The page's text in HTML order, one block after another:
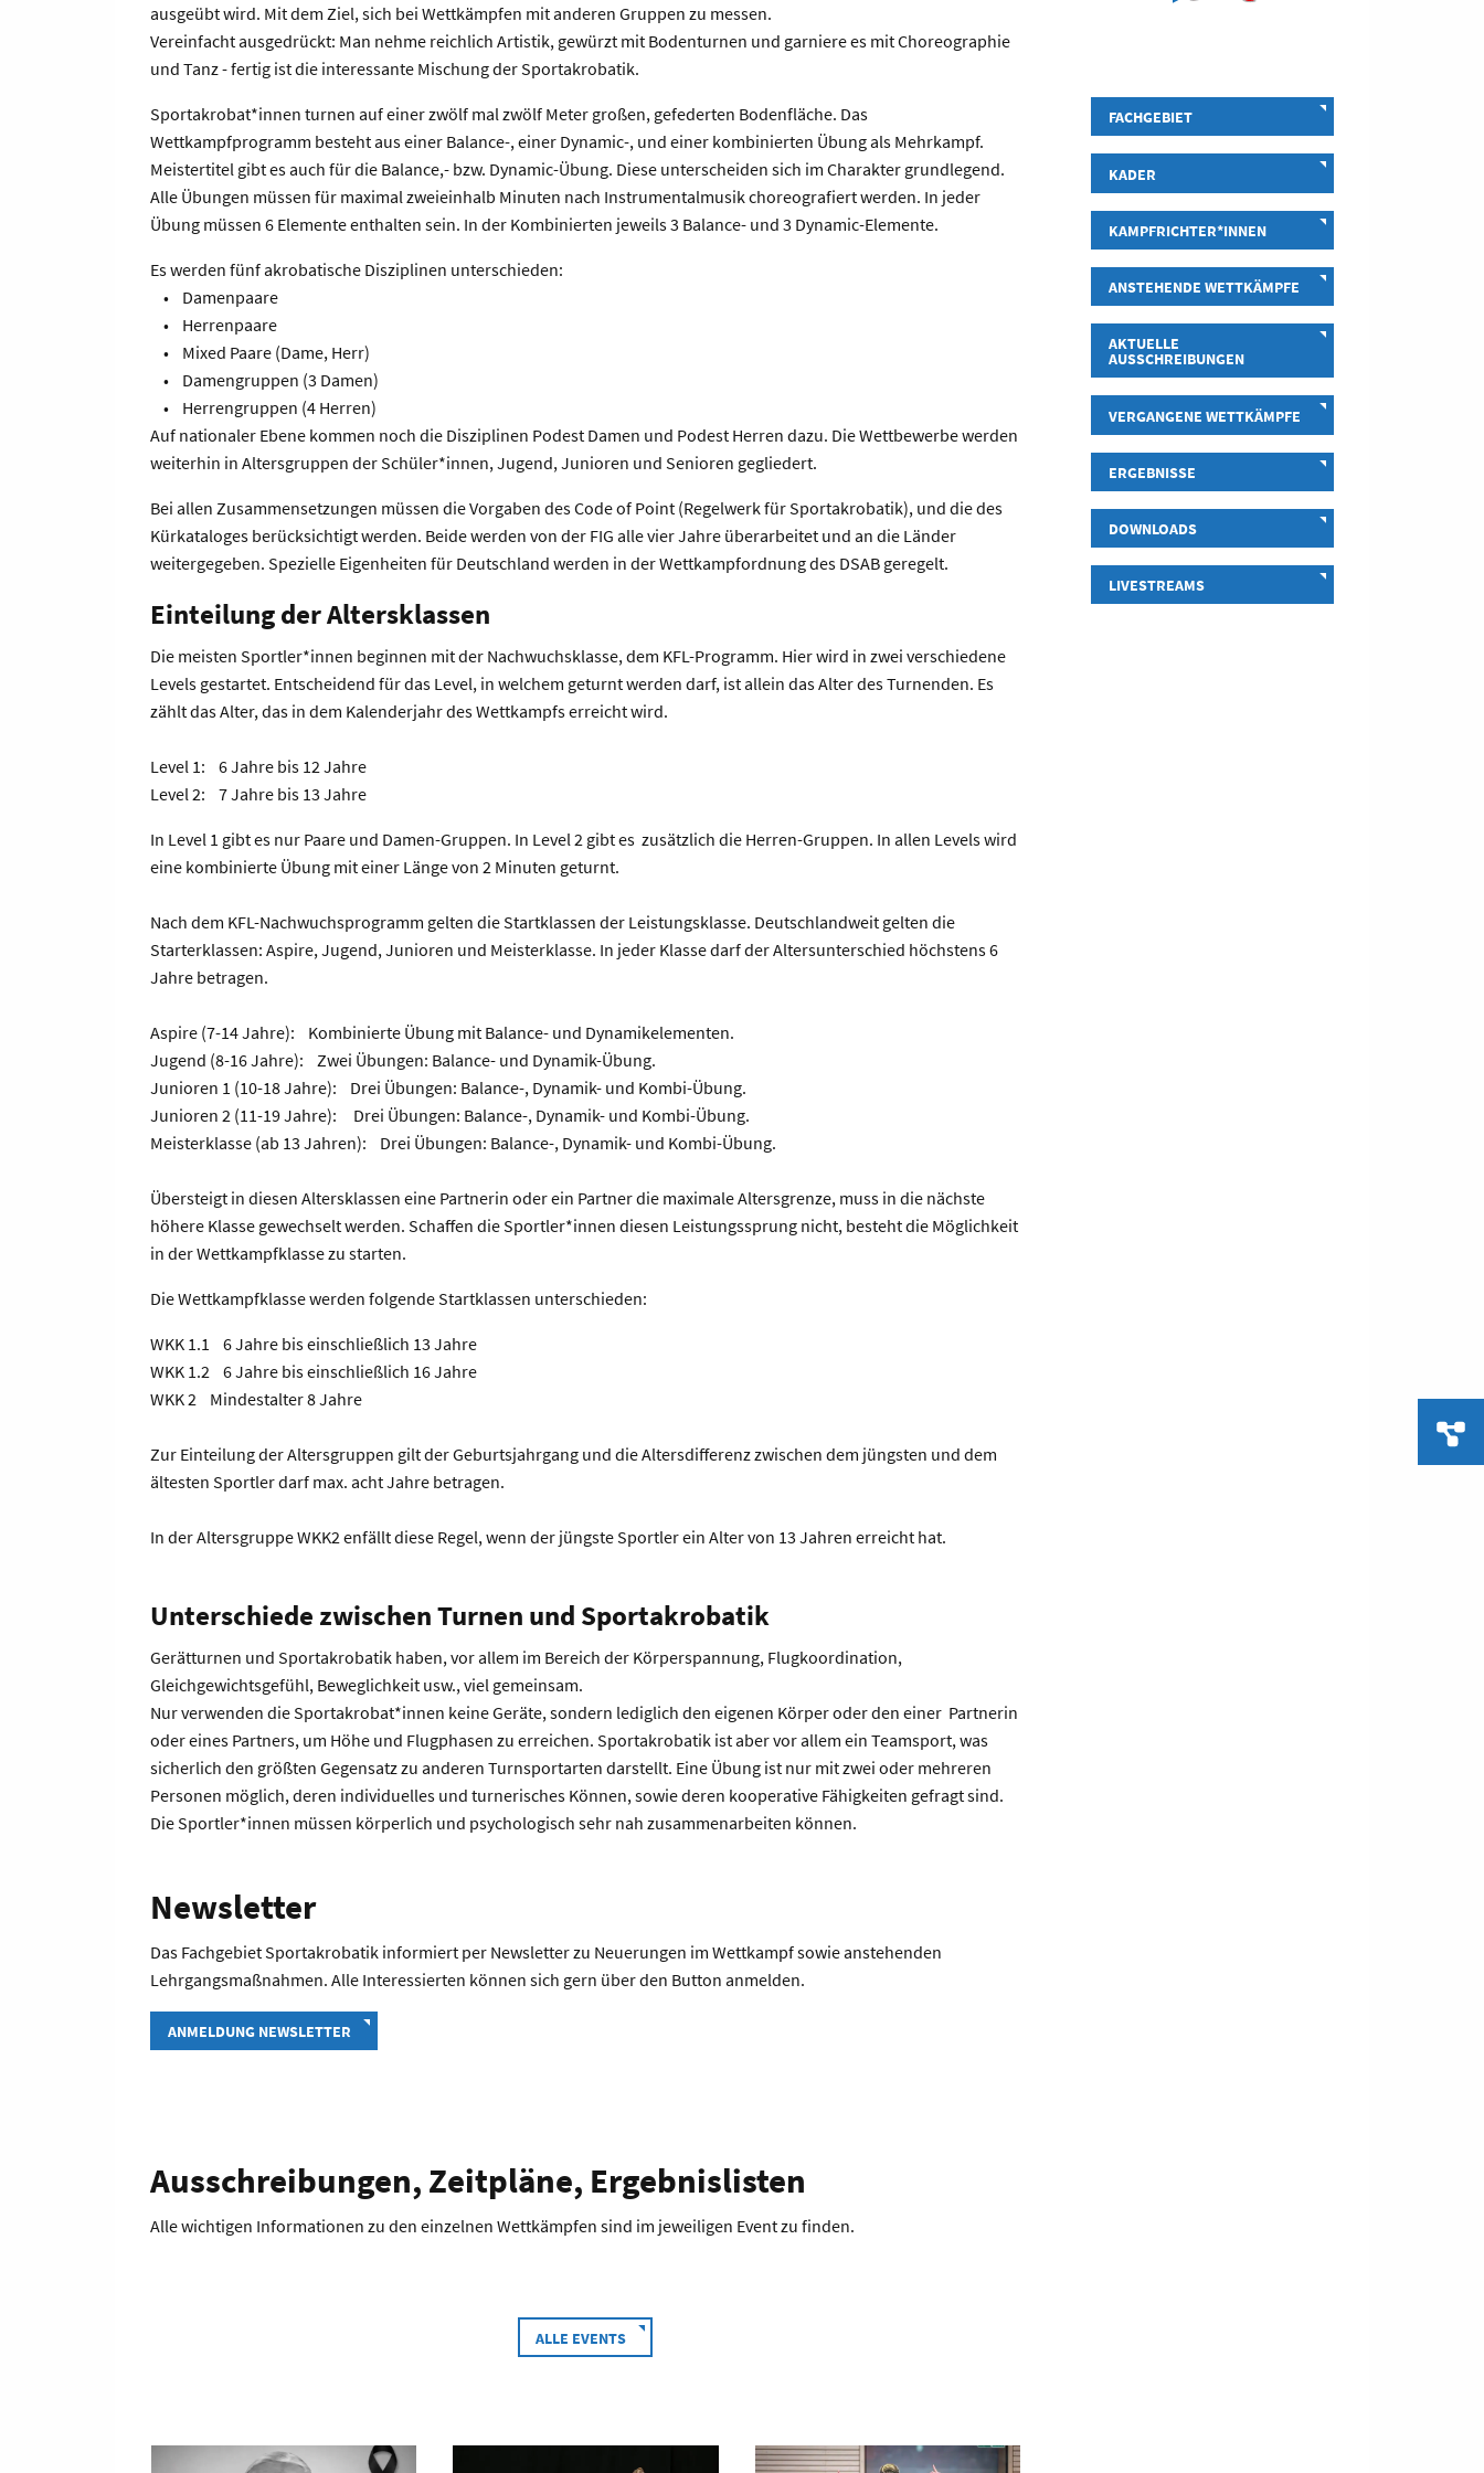
ausgeübt wird. Mit dem Ziel, sich bei Wettkämpfen mit anderen Gruppen zu messen.
Vereinfacht ausgedrückt: Man nehme reichlich Artistik, gewürzt mit Bodenturnen und garniere es mit Choreographie
und Tanz - fertig ist die interessante Mischung der Sportakrobatik.
Sportakrobat*innen turnen auf einer zwölf mal zwölf Meter großen, gefederten Bodenfläche. Das
Wettkampfprogramm besteht aus einer Balance-, einer Dynamic-, und einer kombinierten Übung als Mehrkampf.
Meistertitel gibt es auch für die Balance,- bzw. Dynamic-Übung. Diese unterscheiden sich im Charakter grundlegend.
Alle Übungen müssen für maximal zweieinhalb Minuten nach Instrumentalmusik choreografiert werden. In jeder
Übung müssen 6 Elemente enthalten sein. In der Kombinierten jeweils 3 Balance- und 3 Dynamic-Elemente.
Es werden fünf akrobatische Disziplinen unterschieden:
• Damenpaare
• Herrenpaare
• Mixed Paare (Dame, Herr)
• Damengruppen (3 Damen)
• Herrengruppen (4 Herren)
Auf nationaler Ebene kommen noch die Disziplinen Podest Damen und Podest Herren dazu. Die Wettbewerbe werden
weiterhin in Altersgruppen der Schüler*innen, Jugend, Junioren und Senioren gegliedert.
Bei allen Zusammensetzungen müssen die Vorgaben des Code of Point (Regelwerk für Sportakrobatik), und die des
Kürkataloges berücksichtigt werden. Beide werden von der FIG alle vier Jahre überarbeitet und an die Länder
weitergegeben. Spezielle Eigenheiten für Deutschland werden in der Wettkampfordnung des DSAB geregelt.
Einteilung der Altersklassen
Die meisten Sportler*innen beginnen mit der Nachwuchsklasse, dem KFL-Programm. Hier wird in zwei verschiedene
Levels gestartet. Entscheidend für das Level, in welchem geturnt werden darf, ist allein das Alter des Turnenden. Es
zählt das Alter, das in dem Kalenderjahr des Wettkampfs erreicht wird.
Level 1: 6 Jahre bis 12 Jahre
Level 2: 7 Jahre bis 13 Jahre
In Level 1 gibt es nur Paare und Damen-Gruppen. In Level 2 gibt es zusätzlich die Herren-Gruppen. In allen Levels wird
eine kombinierte Übung mit einer Länge von 2 Minuten geturnt.
Nach dem KFL-Nachwuchsprogramm gelten die Startklassen der Leistungsklasse. Deutschlandweit gelten die
Starterklassen: Aspire, Jugend, Junioren und Meisterklasse. In jeder Klasse darf der Altersunterschied höchstens 6
Jahre betragen.
Aspire (7-14 Jahre): Kombinierte Übung mit Balance- und Dynamikelementen.
Jugend (8-16 Jahre): Zwei Übungen: Balance- und Dynamik-Übung.
Junioren 1 (10-18 Jahre): Drei Übungen: Balance-, Dynamik- und Kombi-Übung.
Junioren 2 (11-19 Jahre): Drei Übungen: Balance-, Dynamik- und Kombi-Übung.
Meisterklasse (ab 13 Jahren): Drei Übungen: Balance-, Dynamik- und Kombi-Übung.
Übersteigt in diesen Altersklassen eine Partnerin oder ein Partner die maximale Altersgrenze, muss in die nächste
höhere Klasse gewechselt werden. Schaffen die Sportler*innen diesen Leistungssprung nicht, besteht die Möglichkeit
in der Wettkampfklasse zu starten.
Die Wettkampfklasse werden folgende Startklassen unterschieden:
WKK 1.1 6 Jahre bis einschließlich 13 Jahre
WKK 1.2 6 Jahre bis einschließlich 16 Jahre
WKK 2 Mindestalter 8 Jahre
Zur Einteilung der Altersgruppen gilt der Geburtsjahrgang und die Altersdifferenz zwischen dem jüngsten und dem
ältesten Sportler darf max. acht Jahre betragen.
In der Altersgruppe WKK2 enfällt diese Regel, wenn der jüngste Sportler ein Alter von 13 Jahren erreicht hat.
Unterschiede zwischen Turnen und Sportakrobatik
Gerätturnen und Sportakrobatik haben, vor allem im Bereich der Körperspannung, Flugkoordination,
Gleichgewichtsgefühl, Beweglichkeit usw., viel gemeinsam.
Nur verwenden die Sportakrobat*innen keine Geräte, sondern lediglich den eigenen Körper oder den einer Partnerin
oder eines Partners, um Höhe und Flugphasen zu erreichen. Sportakrobatik ist aber vor allem ein Teamsport, was
sicherlich den größten Gegensatz zu anderen Turnsportarten darstellt. Eine Übung ist nur mit zwei oder mehreren
Personen möglich, deren individuelles und turnerisches Können, sowie deren kooperative Fähigkeiten gefragt sind.
Die Sportler*innen müssen körperlich und psychologisch sehr nah zusammenarbeiten können.
Newsletter
Das Fachgebiet Sportakrobatik informiert per Newsletter zu Neuerungen im Wettkampf sowie anstehenden
Lehrgangsmaßnahmen. Alle Interessierten können sich gern über den Button anmelden.
ANMELDUNG NEWSLETTER
Ausschreibungen, Zeitpläne, Ergebnislisten
Alle wichtigen Informationen zu den einzelnen Wettkämpfen sind im jeweiligen Event zu finden.
ALLE EVENTS
FACHGEBIET
KADER
KAMPFRICHTER*INNEN
ANSTEHENDE WETTKÄMPFE
AKTUELLE
AUSSCHREIBUNGEN
VERGANGENE WETTKÄMPFE
ERGEBNISSE
DOWNLOADS
LIVESTREAMS